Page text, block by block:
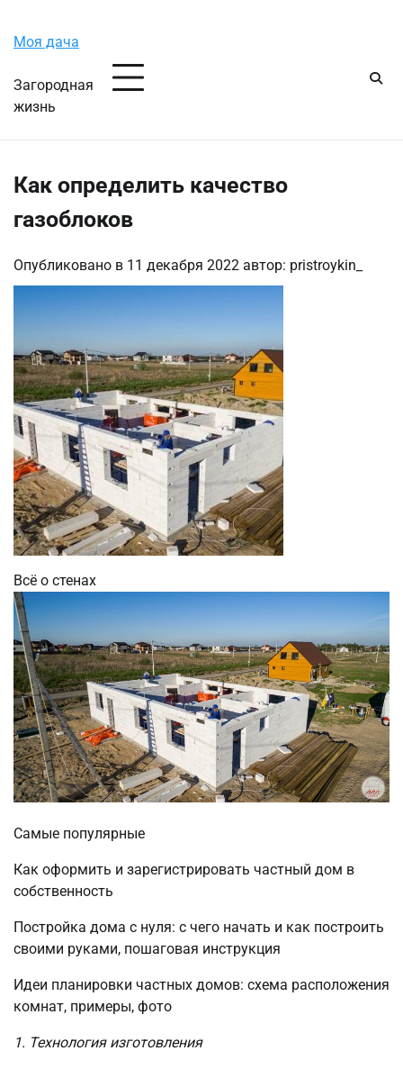
содержимому
Моя дача
Загородная
жизнь
Как определить качество
газоблоков
Опубликовано в 11 декабря 2022 автор: pristroykin_
Всё о стенах
Самые популярные
Как оформить и зарегистрировать частный дом в
собственность
Постройка дома с нуля: с чего начать и как построить
своими руками, пошаговая инструкция
Идеи планировки частных домов: схема расположения
комнат, примеры, фото
1. Технология изготовления